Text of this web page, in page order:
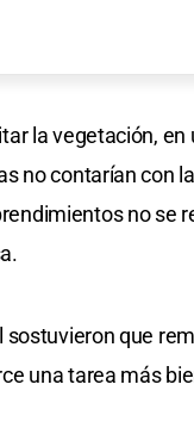
la vegetación,
no contarían con
no se
que
una tarea más